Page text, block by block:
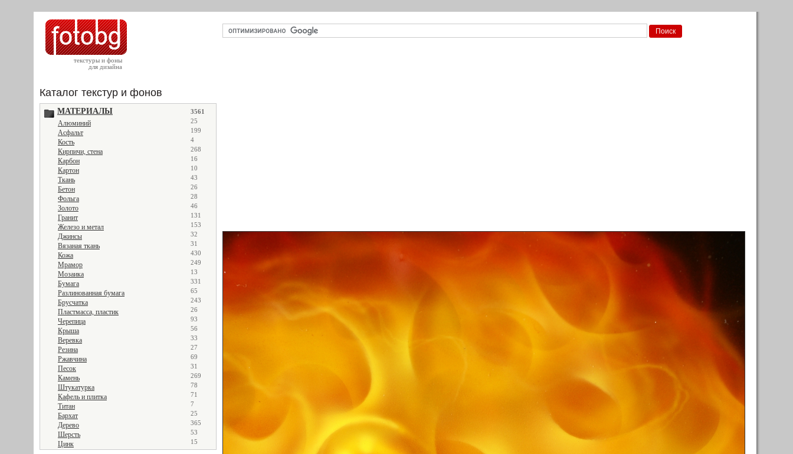
текстуры и фоны
для дизайна
Каталог текстур и фонов
МАТЕРИАЛЫ 3561
Алюминий 25
Асфальт 199
Кость 4
Кирпичи, стена 268
Карбон 16
Картон 10
Ткань 43
Бетон 26
Фольга 28
Золото 46
Гранит 131
Железо и метал 153
Джинсы 32
Вязаная ткань 31
Кожа 430
Мрамор 249
Мозаика 13
Бумага 331
Разлинованная бумага 65
Брусчатка 243
Пластмасса, пластик 26
Черепица 93
Крыша 56
Веревка 33
Резина 27
Ржавчина 69
Песок 31
Камень 269
Штукатурка 78
Кафель и плитка 71
Титан 7
Бархат 25
Дерево 365
Шерсть 53
Цинк 15